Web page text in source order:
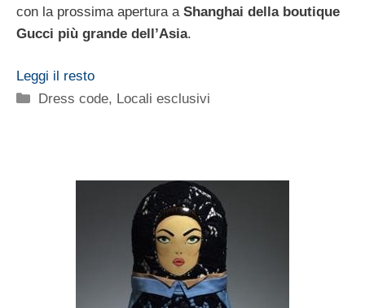
con la prossima apertura a Shanghai della boutique
Gucci più grande dell’Asia.
Leggi il resto
Categorie
Dress code, Locali esclusivi